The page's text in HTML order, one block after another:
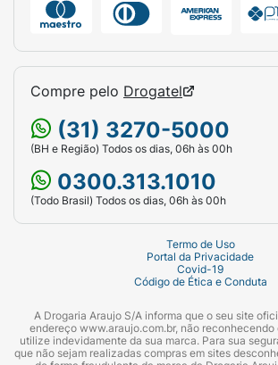
Compre pelo Drogatel
(31) 3270-5000
(BH e Região) Todos os dias, 06h às 00h
0300.313.1010
(Todo Brasil) Todos os dias, 06h às 00h
Termo de Uso
Portal da Privacidade
Covid-19
Código de Ética e Conduta
A Drogaria Araujo S/A informa que o seu site
endereço www.araujo.com.br, não
utilize indevidamente da sua marca. Para sua
que não sejam realizadas compras em sites